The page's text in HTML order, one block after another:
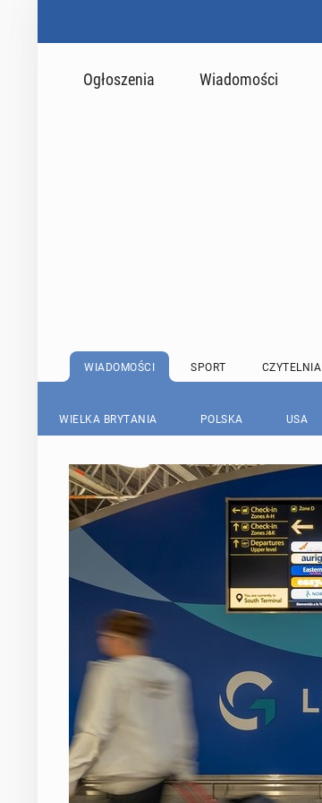
Ogłoszenia Wiadomości
WIADOMOŚCI SPORT CZYTELNIA
WIELKA BRYTANIA POLSKA USA